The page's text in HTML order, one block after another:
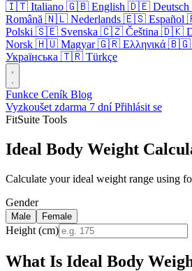
🇮🇹 Italiano 🇬🇧 English 🇩🇪 Deutsch
Română 🇳🇱 Nederlands 🇪🇸 Español
Polski 🇸🇪 Svenska 🇨🇿 Čeština 🇩🇰
Norsk 🇭🇺 Magyar 🇬🇷 Ελληνικά 🇧🇬
Українська 🇹🇷 Türkçe
Funkce Ceník Blog
Vyzkoušet zdarma 7 dníPřihlásit se
FitSuite Tools
Ideal Body Weight
Calculate your ideal weight range using
Gender
Male Female
Height (cm)
What Is Ideal Body